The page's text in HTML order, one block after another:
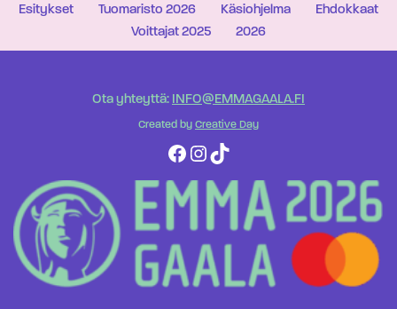
Esitykset
Tuomaristo 2026 Käsiohjelma
Ehdokkaat
Voittajat 2025
2026
Ota yhteyttä: INFO@EMMAGAALA.FI
Created by Creative Day